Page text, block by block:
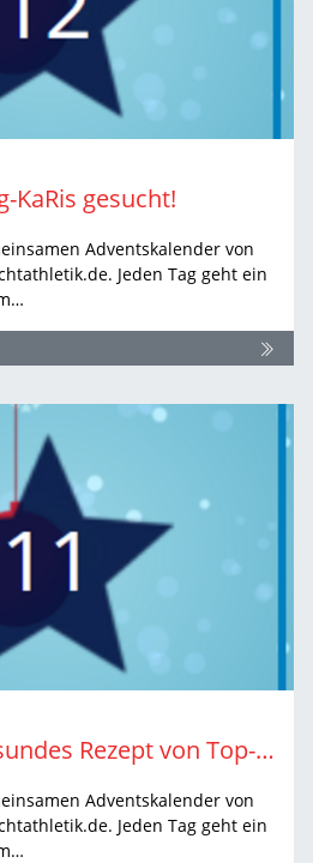
KaRis gesucht!
Adventskalender von
Jeden Tag geht ein
Türchen 11 – Gesundes Rezept von Top-Athlet
Adventskalender von
Jeden Tag geht ein